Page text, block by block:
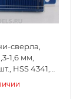
сверла,
1,6 мм,
HSS 4341,